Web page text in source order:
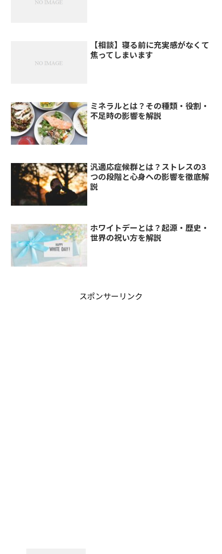
【相談】寝る前に充実感がなくて
焦ってしまいます
ミネラルとは？その種類・役割・
不足時の影響を解説
汎適応症候群とは？ストレスの3
つの段階と心身への影響を徹底解
説
ホワイトデーとは？起源・歴史・
世界の祝い方を解説
スポンサーリンク